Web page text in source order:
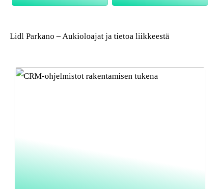
Lidl Parkano – Aukioloajat ja tietoa liikkeestä